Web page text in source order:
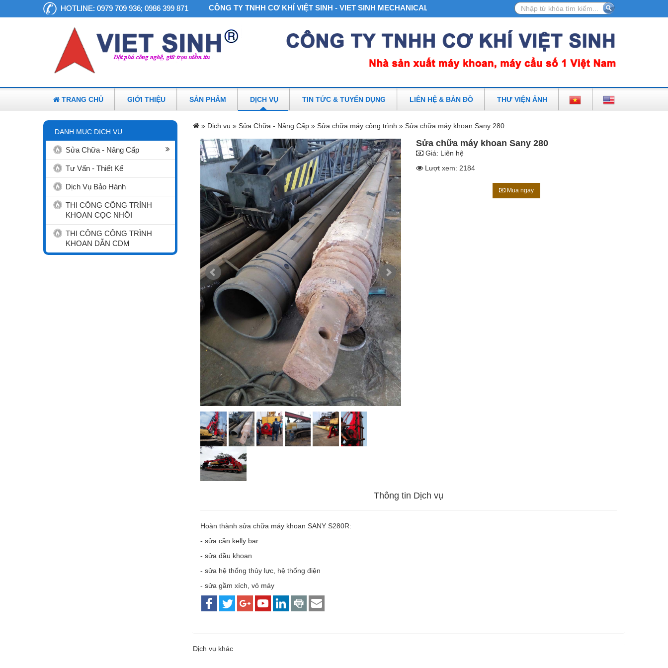
HOTLINE: 0979 709 936; 0986 399 871 CÔNG TY TNHH CƠ KHÍ VIỆT SINH - VIET SINH MECHANICAL CO.LTD - NHÀ SẢN XUẤT MÁY KHOAN, MÁY CẨU SỐ 1 VIỆT NAM
TRANG CHỦ GIỚI THIỆU SẢN PHẨM DỊCH VỤ TIN TỨC & TUYỂN DỤNG LIÊN HỆ & BẢN ĐỒ THƯ VIỆN ẢNH
DANH MỤC DỊCH VỤ
Sửa Chữa - Nâng Cấp
Tư Vấn - Thiết Kế
Dịch Vụ Bảo Hành
THI CÔNG CÔNG TRÌNH
KHOAN CỌC NHỒI
THI CÔNG CÔNG TRÌNH
KHOAN DẪN CDM
» Dịch vụ » Sửa Chữa - Nâng Cấp » Sửa chữa máy công trình » Sửa chữa máy khoan Sany 280
Sửa chữa máy khoan Sany 280
Giá: Liên hệ
Lượt xem: 2184
Mua ngay
Thông tin Dịch vụ
Hoàn thành sửa chữa máy khoan SANY S280R:
- sửa cần kelly bar
- sửa đầu khoan
- sửa hệ thống thủy lực, hệ thống điện
- sửa gầm xích, vỏ máy
Dịch vụ khác